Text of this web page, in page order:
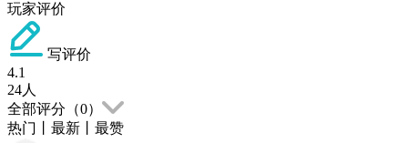
玩家评价
写评价
4.1
24人
全部评分（0）
热门
最新 最赞